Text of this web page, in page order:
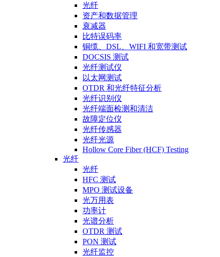
光纤
资产和数据管理
衰减器
比特误码率
铜缆、DSL、WIFI 和宽带测试
DOCSIS 测试
光纤测试仪
以太网测试
OTDR 和光纤特征分析
光纤识别仪
光纤端面检测和清洁
故障定位仪
光纤传感器
光纤光源
Hollow Core Fiber (HCF) Testing
光纤
光纤
HFC 测试
MPO 测试设备
光万用表
功率计
光谱分析
OTDR 测试
PON 测试
光纤监控